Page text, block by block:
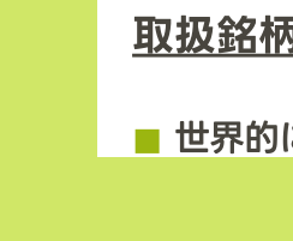
取扱銘
◼︎ 世界的